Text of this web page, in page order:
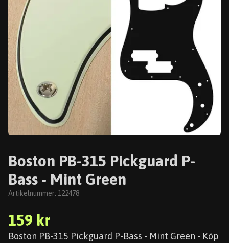
Boston PB-315 Pickguard P-
Bass - Mint Green
Artikelnummer: 122478
159 kr
Boston PB-315 Pickguard P-Bass - Mint Green - Köp